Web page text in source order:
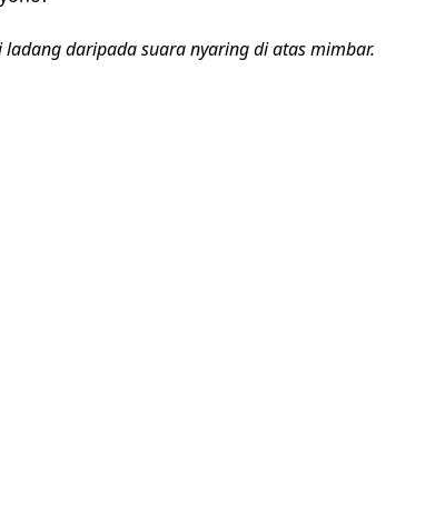
daripada suara nyaring di atas mimbar.